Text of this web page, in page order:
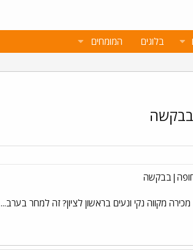
בלוגים המומחים
מקווה נקי ונעים בראשון לציון? זה למחר בערב...